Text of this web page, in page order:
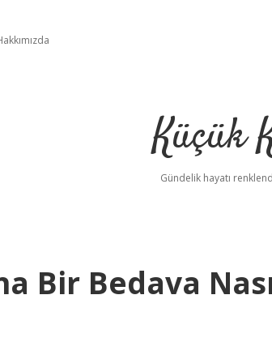
Küçük
Gündelik hayatı
Bir Bedava